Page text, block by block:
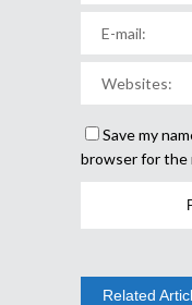
Save my
browser for the
Related